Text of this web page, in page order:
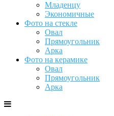
Младенцу
Экономичные
Фото на стекле
Овал
Прямоугольник
Арка
Фото на керамике
Овал
Прямоугольник
Арка